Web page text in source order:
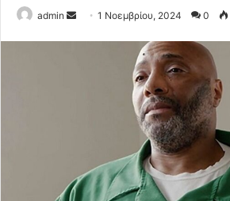
admin
Send1 Νοεμβρίου, 2024 0